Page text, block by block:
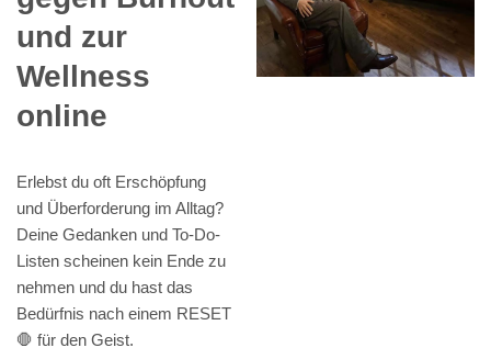
und zur
Wellness
online
Erlebst du oft Erschöpfung
und Überforderung im Alltag?
Deine Gedanken und To-Do-
Listen scheinen kein Ende zu
nehmen und du hast das
Bedürfnis nach einem RESET
🛑 für den Geist.